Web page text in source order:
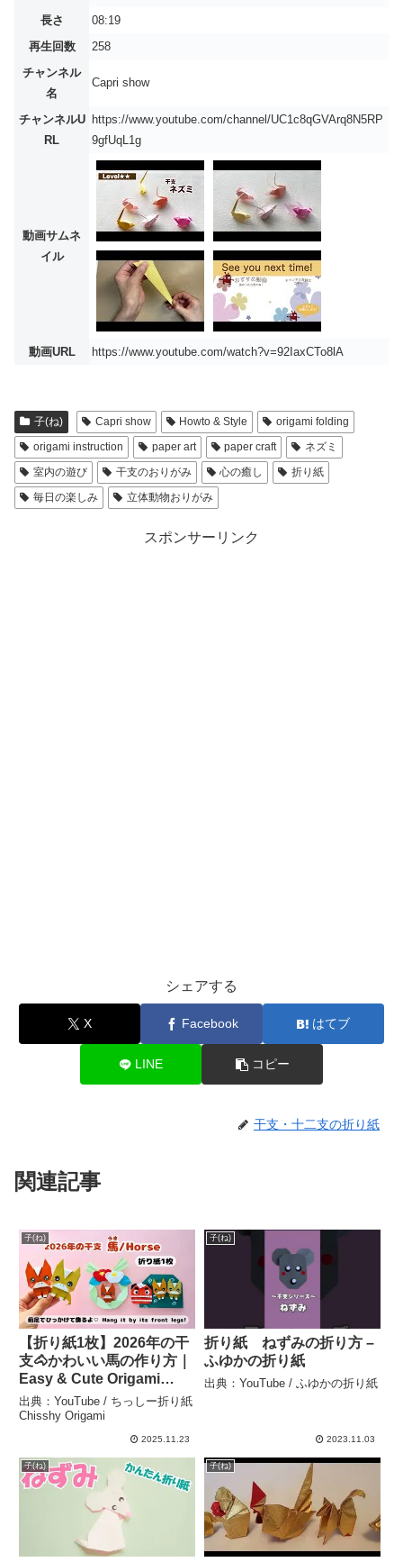
長さ
08:19
再生回数
258
チャンネル
名
Capri show
チャンネルU
RL
https://www.youtube.com/channel/UC1c8qGVArq8N5RP
9gfUqL1g
動画サムネ
イル
動画URL https://www.youtube.com/watch?v=92IaxCTo8lA
子(ね) Capri show Howto & Style
origami folding
origami instruction
paper art paper craft
ネズミ
室内の遊び
干支のおりがみ 心の癒し
折り紙
毎日の楽しみ
立体動物おりがみ
スポンサーリンク
シェアする
X Facebook はてブ
LINE コピー
干支・十二支の折り紙
関連記事
子(ね)
【折り紙1枚】2026年の干
支🐴かわいい馬の作り方｜
Easy & Cute Origami
Horse – 2026 Zodiac – ち
っしー折り紙 Chisshy
出典：YouTube / ちっしー折り紙
Chisshy Origami
2025.11.23
子(ね)
折り紙 ねずみの折り方 –
ふゆかの折り紙
出典：YouTube / ふゆかの折り紙
2023.11.03
子(ね) 子(ね)